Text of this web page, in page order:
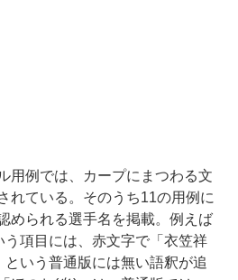
用例では、カープにまつわる文
れている。そのうち11の用例に
められる選手名を掲載。例えば
う項目には、赤文字で「衣笠祥
いう普通版には無い語釈が追